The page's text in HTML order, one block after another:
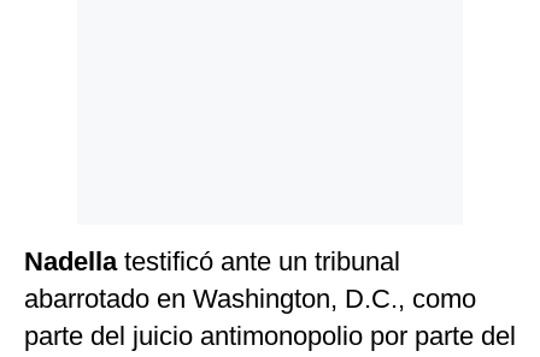
Nadella testificó ante un tribunal
abarrotado en Washington, D.C., como
parte del juicio antimonopolio por parte del